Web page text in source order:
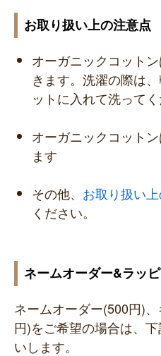
お取り扱い上の注意点
オーガニックコット
きます。洗濯の際は
ットに入れて洗ってく
オーガニックコット
ます
その他、 お取り扱い
ください。
ネームオーダー&ラッ
ネームオーダー(500円)
円)をご希望の場合は、
いします。